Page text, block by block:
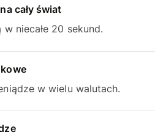
cały świat
niecałe 20 sekund.
w wielu walutach.